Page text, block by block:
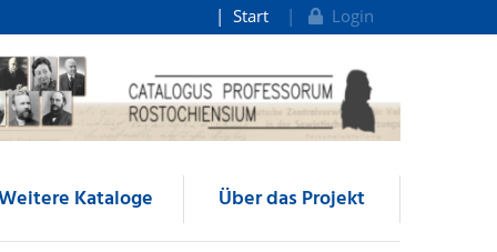
Start Login
Kataloge Über das Projekt